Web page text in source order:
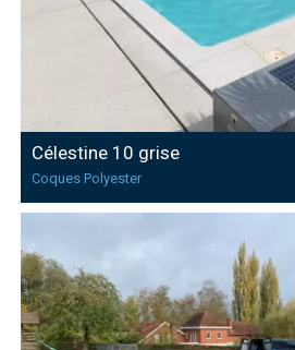
Célestine 10 grise
Coques Polyester